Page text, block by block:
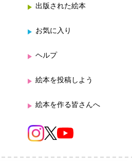
出版された絵本
お気に入り
ヘルプ
絵本を投稿しよう
絵本を作る皆さんへ